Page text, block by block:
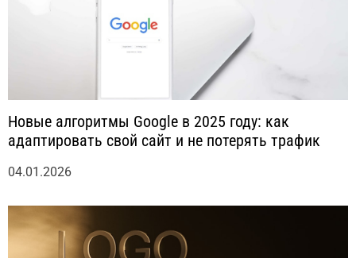
Новые алгоритмы Google в 2025 году: как
адаптировать свой сайт и не потерять трафик
04.01.2026